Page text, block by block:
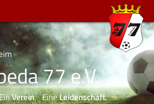
77 e.V.
Verein. EineLeidenschaft.